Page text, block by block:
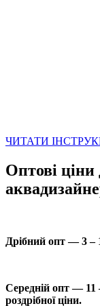
ЧИТАТИ
Оптові ціни
Дрібний опт — 3 –
Середній опт — 11
роздрібної ціни.